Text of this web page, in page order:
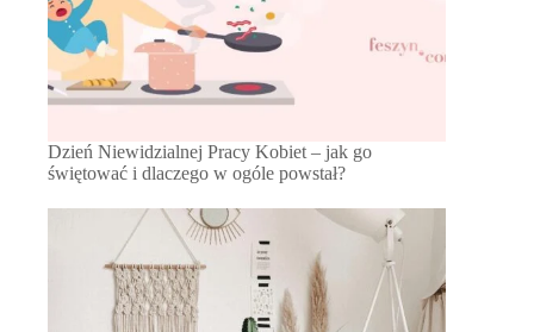
Dzień Niewidzialnej Pracy Kobiet – jak go
świętować i dlaczego w ogóle powstał?